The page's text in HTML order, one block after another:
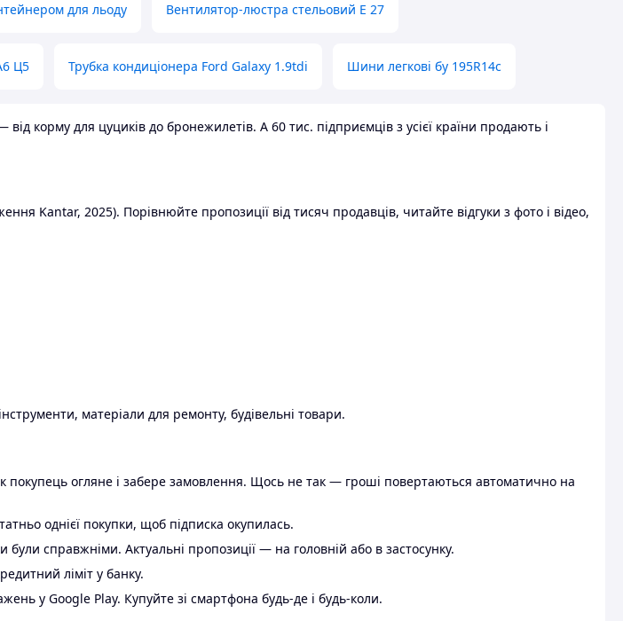
для льоду Вентилятор-люстра стельовий E 27
Ц5 Трубка кондиціонера Ford Galaxy 1.9tdi Шини легкові бу 195R14c
корму для цуциків до бронежилетів. А 60 тис. підприємців з усієї країни продають і
Kantar, 2025). Порівнюйте пропозиції від тисяч продавців, читайте відгуки з фото і відео,
матеріали для ремонту, будівельні товари.
огляне і забере замовлення. Щось не так — гроші повертаються автоматично на
однієї покупки, щоб підписка окупилась.
справжніми. Актуальні пропозиції — на головній або в застосунку.
ліміт у банку.
у Google Play. Купуйте зі смартфона будь-де і будь-коли.